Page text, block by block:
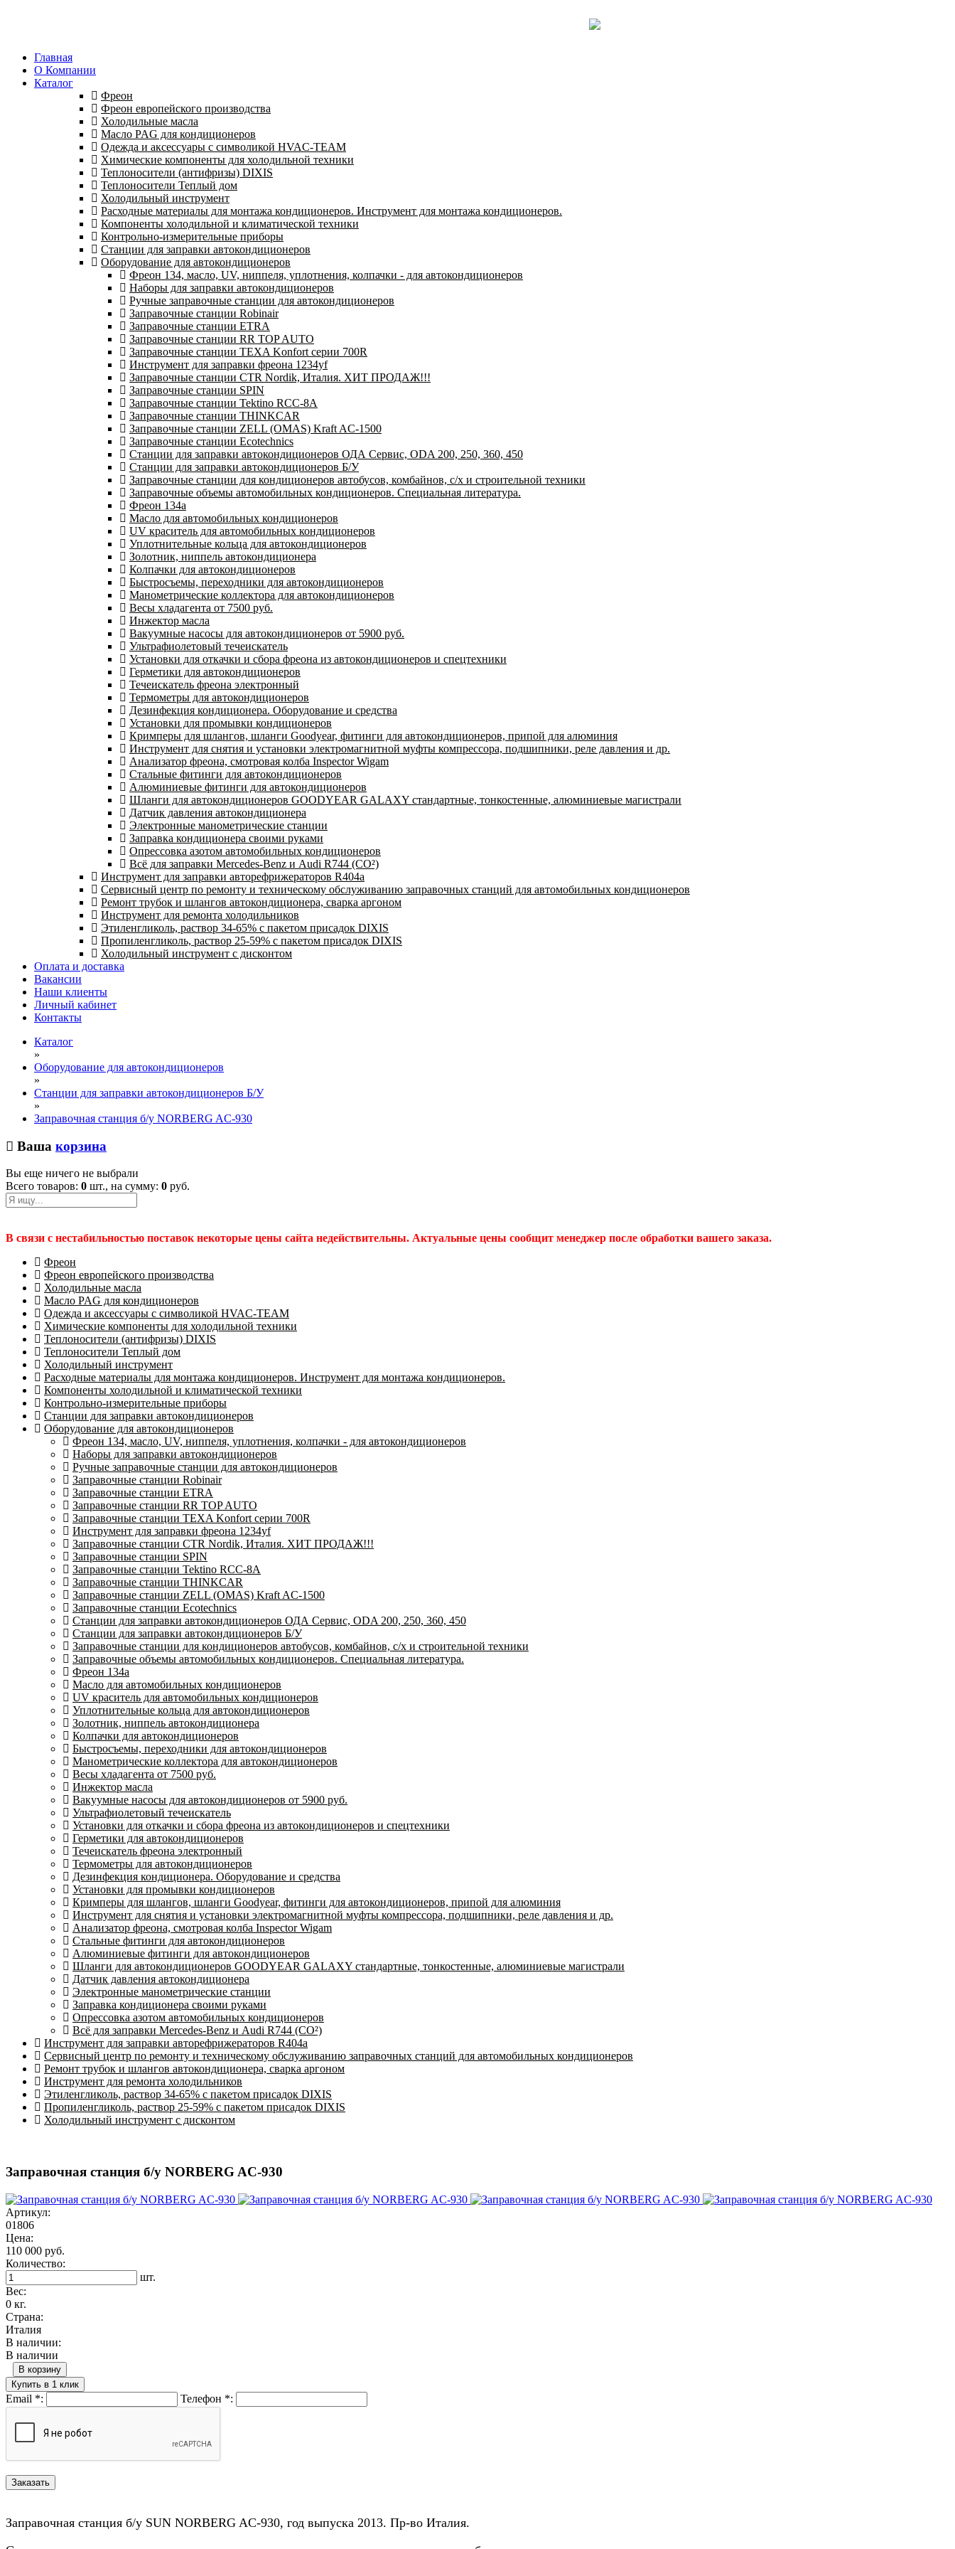
Главная
О Компании
Каталог
Фреон
Фреон европейского производства
Холодильные масла
Масло PAG для кондиционеров
Одежда и аксессуары с символикой HVAC-TEAM
Химические компоненты для холодильной техники
Теплоносители (антифризы) DIXIS
Теплоносители Теплый дом
Холодильный инструмент
Расходные материалы для монтажа кондиционеров. Инструмент для монтажа кондиционеров.
Компоненты холодильной и климатической техники
Контрольно-измерительные приборы
Станции для заправки автокондиционеров
Оборудование для автокондиционеров
Фреон 134, масло, UV, ниппеля, уплотнения, колпачки - для автокондиционеров
Наборы для заправки автокондиционеров
Ручные заправочные станции для автокондиционеров
Заправочные станции Robinair
Заправочные станции ETRA
Заправочные станции RR TOP AUTO
Заправочные станции TEXA Konfort серии 700R
Инструмент для заправки фреона 1234yf
Заправочные станции CTR Nordik, Италия. ХИТ ПРОДАЖ!!!
Заправочные станции SPIN
Заправочные станции Tektino RCC-8A
Заправочные станции THINKCAR
Заправочные станции ZELL (OMAS) Kraft AC-1500
Заправочные станции Ecotechnics
Станции для заправки автокондиционеров ОДА Сервис, ODA 200, 250, 360, 450
Станции для заправки автокондиционеров Б/У
Заправочные станции для кондиционеров автобусов, комбайнов, с/х и строительной техники
Заправочные объемы автомобильных кондиционеров. Специальная литература.
Фреон 134a
Масло для автомобильных кондиционеров
UV краситель для автомобильных кондиционеров
Уплотнительные кольца для автокондиционеров
Золотник, ниппель автокондиционера
Колпачки для автокондиционеров
Быстросъемы, переходники для автокондиционеров
Манометрические коллектора для автокондиционеров
Весы хладагента от 7500 руб.
Инжектор масла
Вакуумные насосы для автокондиционеров от 5900 руб.
Ультрафиолетовый течеискатель
Установки для откачки и сбора фреона из автокондиционеров и спецтехники
Герметики для автокондиционеров
Течеискатель фреона электронный
Термометры для автокондиционеров
Дезинфекция кондиционера. Оборудование и средства
Установки для промывки кондиционеров
Кримперы для шлангов, шланги Goodyear, фитинги для автокондиционеров, припой для алюминия
Инструмент для снятия и установки электромагнитной муфты компрессора, подшипники, реле давления и др.
Анализатор фреона, смотровая колба Inspector Wigam
Стальные фитинги для автокондиционеров
Алюминиевые фитинги для автокондиционеров
Шланги для автокондиционеров GOODYEAR GALAXY стандартные, тонкостенные, алюминиевые магистрали
Датчик давления автокондиционера
Электронные манометрические станции
Заправка кондиционера своими руками
Опрессовка азотом автомобильных кондиционеров
Всё для заправки Mercedes-Benz и Audi R744 (CO²)
Инструмент для заправки авторефрижераторов R404a
Сервисный центр по ремонту и техническому обслуживанию заправочных станций для автомобильных кондиционеров
Ремонт трубок и шлангов автокондиционера, сварка аргоном
Инструмент для ремонта холодильников
Этиленгликоль, раствор 34-65% с пакетом присадок DIXIS
Пропиленгликоль, раствор 25-59% с пакетом присадок DIXIS
Холодильный инструмент с дисконтом
Оплата и доставка
Вакансии
Наши клиенты
Личный кабинет
Контакты
Каталог
»
Оборудование для автокондиционеров
»
Станции для заправки автокондиционеров Б/У
»
Заправочная станция б/у NORBERG AC-930
Ваша корзина
Вы еще ничего не выбрали
Всего товаров: 0 шт., на сумму: 0 руб.
В связи с нестабильностью поставок некоторые цены сайта недействительны. Актуальные цены сообщит менеджер после обработки вашего заказа.
Фреон
Фреон европейского производства
Холодильные масла
Масло PAG для кондиционеров
Одежда и аксессуары с символикой HVAC-TEAM
Химические компоненты для холодильной техники
Теплоносители (антифризы) DIXIS
Теплоносители Теплый дом
Холодильный инструмент
Расходные материалы для монтажа кондиционеров. Инструмент для монтажа кондиционеров.
Компоненты холодильной и климатической техники
Контрольно-измерительные приборы
Станции для заправки автокондиционеров
Оборудование для автокондиционеров
Фреон 134, масло, UV, ниппеля, уплотнения, колпачки - для автокондиционеров
Наборы для заправки автокондиционеров
Ручные заправочные станции для автокондиционеров
Заправочные станции Robinair
Заправочные станции ETRA
Заправочные станции RR TOP AUTO
Заправочные станции TEXA Konfort серии 700R
Инструмент для заправки фреона 1234yf
Заправочные станции CTR Nordik, Италия. ХИТ ПРОДАЖ!!!
Заправочные станции SPIN
Заправочные станции Tektino RCC-8A
Заправочные станции THINKCAR
Заправочные станции ZELL (OMAS) Kraft AC-1500
Заправочные станции Ecotechnics
Станции для заправки автокондиционеров ОДА Сервис, ODA 200, 250, 360, 450
Станции для заправки автокондиционеров Б/У
Заправочные станции для кондиционеров автобусов, комбайнов, с/х и строительной техники
Заправочные объемы автомобильных кондиционеров. Специальная литература.
Фреон 134a
Масло для автомобильных кондиционеров
UV краситель для автомобильных кондиционеров
Уплотнительные кольца для автокондиционеров
Золотник, ниппель автокондиционера
Колпачки для автокондиционеров
Быстросъемы, переходники для автокондиционеров
Манометрические коллектора для автокондиционеров
Весы хладагента от 7500 руб.
Инжектор масла
Вакуумные насосы для автокондиционеров от 5900 руб.
Ультрафиолетовый течеискатель
Установки для откачки и сбора фреона из автокондиционеров и спецтехники
Герметики для автокондиционеров
Течеискатель фреона электронный
Термометры для автокондиционеров
Дезинфекция кондиционера. Оборудование и средства
Установки для промывки кондиционеров
Кримперы для шлангов, шланги Goodyear, фитинги для автокондиционеров, припой для алюминия
Инструмент для снятия и установки электромагнитной муфты компрессора, подшипники, реле давления и др.
Анализатор фреона, смотровая колба Inspector Wigam
Стальные фитинги для автокондиционеров
Алюминиевые фитинги для автокондиционеров
Шланги для автокондиционеров GOODYEAR GALAXY стандартные, тонкостенные, алюминиевые магистрали
Датчик давления автокондиционера
Электронные манометрические станции
Заправка кондиционера своими руками
Опрессовка азотом автомобильных кондиционеров
Всё для заправки Mercedes-Benz и Audi R744 (CO²)
Инструмент для заправки авторефрижераторов R404a
Сервисный центр по ремонту и техническому обслуживанию заправочных станций для автомобильных кондиционеров
Ремонт трубок и шлангов автокондиционера, сварка аргоном
Инструмент для ремонта холодильников
Этиленгликоль, раствор 34-65% с пакетом присадок DIXIS
Пропиленгликоль, раствор 25-59% с пакетом присадок DIXIS
Холодильный инструмент с дисконтом
Заправочная станция б/у NORBERG AC-930
Артикул:
01806
Цена:
110 000 руб.
Количество:
шт.
Вес:
0 кг.
Страна:
Италия
В наличии:
В наличии
В корзину
Купить в 1 клик
Email *: Телефон *:
Заправочная станция б/у SUN NORBERG AC-930, год выпуска 2013. Пр-во Италия.